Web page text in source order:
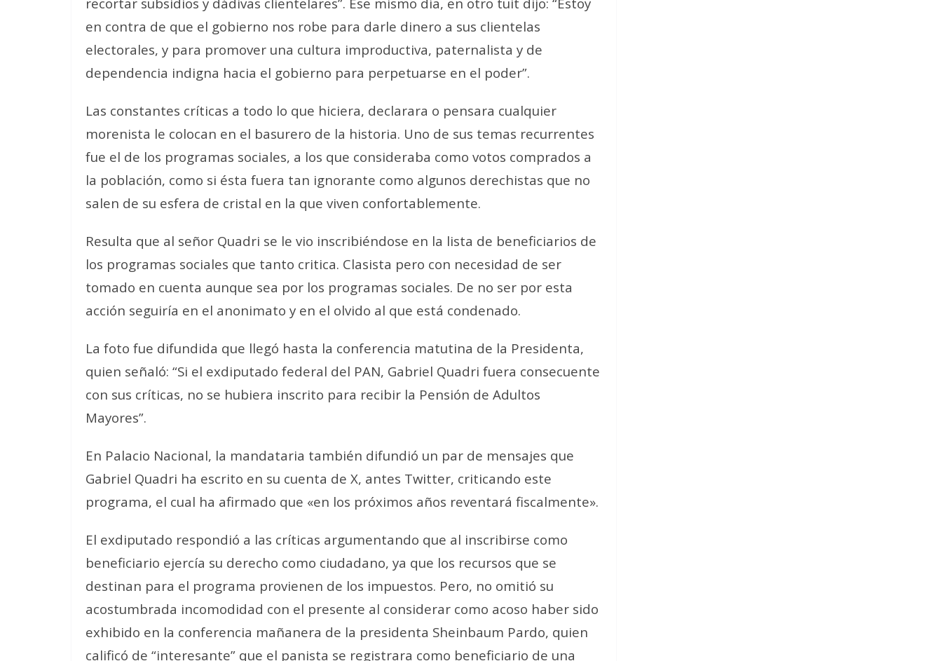
en contra de que el gobierno nos robe para darle dinero a sus clientelas
electorales, y para promover una cultura improductiva, paternalista y de
dependencia indigna hacia el gobierno para perpetuarse en el poder”.
Las constantes críticas a todo lo que hiciera, declarara o pensara cualquier
morenista le colocan en el basurero de la historia. Uno de sus temas recurrentes
fue el de los programas sociales, a los que consideraba como votos comprados a
la población, como si ésta fuera tan ignorante como algunos derechistas que no
salen de su esfera de cristal en la que viven confortablemente.
Resulta que al señor Quadri se le vio inscribiéndose en la lista de beneficiarios de
los programas sociales que tanto critica. Clasista pero con necesidad de ser
tomado en cuenta aunque sea por los programas sociales. De no ser por esta
acción seguiría en el anonimato y en el olvido al que está condenado.
La foto fue difundida que llegó hasta la conferencia matutina de la Presidenta,
quien señaló: “Si el exdiputado federal del PAN, Gabriel Quadri fuera consecuente
con sus críticas, no se hubiera inscrito para recibir la Pensión de Adultos
Mayores”.
En Palacio Nacional, la mandataria también difundió un par de mensajes que
Gabriel Quadri ha escrito en su cuenta de X, antes Twitter, criticando este
programa, el cual ha afirmado que «en los próximos años reventará fiscalmente».
El exdiputado respondió a las críticas argumentando que al inscribirse como
beneficiario ejercía su derecho como ciudadano, ya que los recursos que se
destinan para el programa provienen de los impuestos. Pero, no omitió su
acostumbrada incomodidad con el presente al considerar como acoso haber sido
exhibido en la conferencia mañanera de la presidenta Sheinbaum Pardo, quien
calificó de “interesante” que el panista se registrara como beneficiario de una